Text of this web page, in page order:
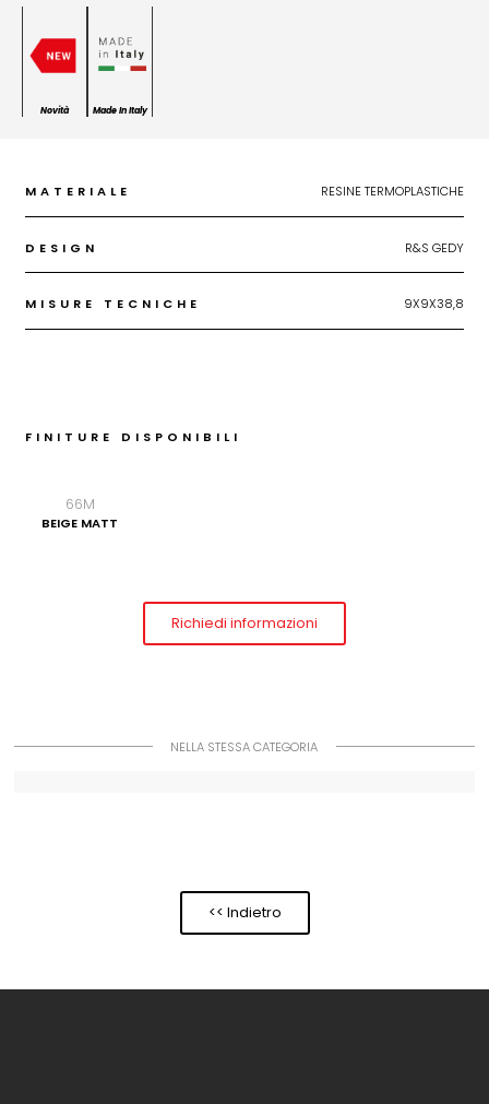
Novità Made In Italy
MATERIALE RESINE TERMOPLASTICHE
DESIGN R&S GEDY
MISURE TECNICHE 9X9X38,8
FINITURE DISPONIBILI
66M
BEIGE MATT
Richiedi informazioni
NELLA STESSA CATEGORIA
<< Indietro